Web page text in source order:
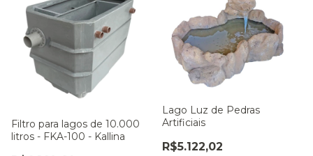
Filtro para lagos de 10.000
litros - FKA-100 - Kallina
Lago Luz de Pedras
Artificiais
R$5.122,02